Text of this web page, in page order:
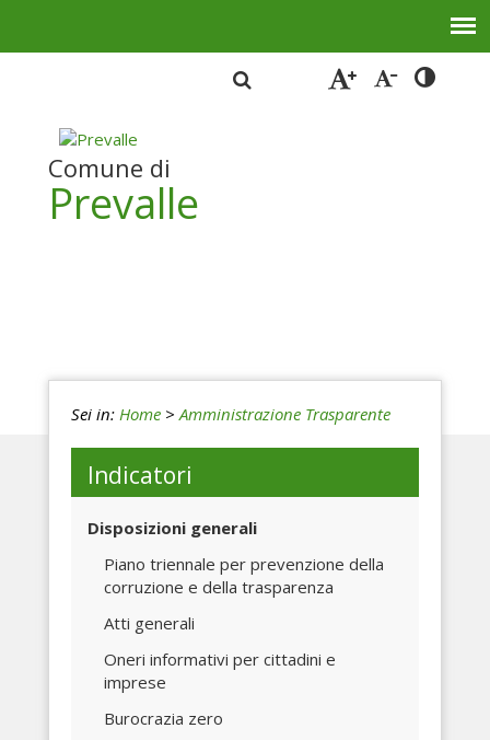
Comune di
Prevalle
Sei in: Home >Amministrazione Trasparente
Indicatori
Disposizioni generali
Piano triennale per prevenzione della
corruzione e della trasparenza
Atti generali
Oneri informativi per cittadini e
imprese
Burocrazia zero